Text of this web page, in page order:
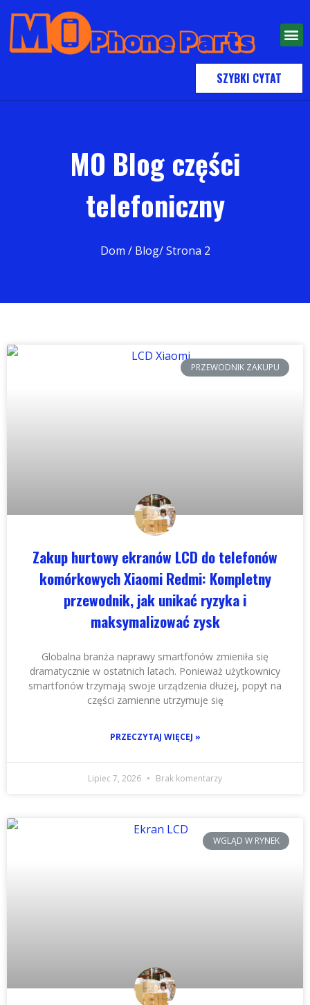
SZYBKI CYTAT
MO Blog części
telefoniczny
Dom / Blog/ Strona 2
PRZEWODNIK ZAKUPU
Zakup hurtowy ekranów LCD do telefonów
komórkowych Xiaomi Redmi: Kompletny
przewodnik, jak unikać ryzyka i
maksymalizować zysk
Globalna branża naprawy smartfonów zmieniła się
dramatycznie w ostatnich latach. Ponieważ użytkownicy
smartfonów trzymają swoje urządzenia dłużej, popyt na
części zamienne utrzymuje się
PRZECZYTAJ WIĘCEJ »
Lipiec 7, 2026 Brak komentarzy
WGLĄD W RYNEK